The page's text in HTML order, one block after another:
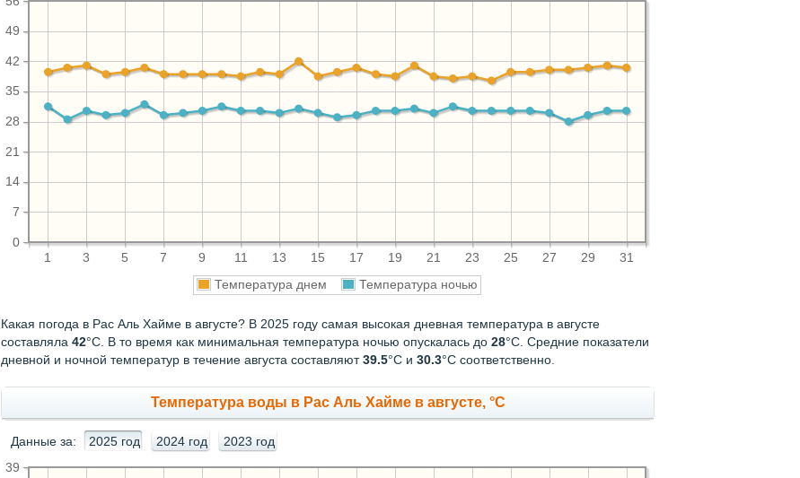
1 3 5 7 9 11 13 15 17 19 21 23 25 27 29 31
0
7
14
21
28
35
42
49
Температура днем Температура ночью
Какая погода в Рас Аль Хайме в августе? В 2025 году самая высокая дневная температура в августе
составляла 42°С. В то время как минимальная температура ночью опускалась до 28°C. Средние показатели
дневной и ночной температур в течение августа составляют39.5°С и 30.3°С соответственно.
Температура воды в Рас Аль Хайме в августе, °C
Данные за: 2025 год 2024 год 2023 год
39